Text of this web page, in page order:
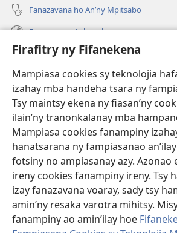
Firafitry ny Fifanekena
Mampiasa cookies sy teknolojia
izahay mba handeha tsara ny
Tsy maintsy ekena ny fiasan’ny
ilain’ny tranonkalanay mba
Mampiasa cookies fanampiny
hanatsarana ny fampiasanao
fotsiny no ampiasanay azy. Azonao
ireny cookies fanampiny ireny. Tsy
izay fanazavana voaray, sady tsy
amin’ny resaka varotra mihitsy.
fanampiny ao amin’ilay hoe
Fanazavana ho An’ny Mpitsabo
Fanazavana Ankapobeny
Fanampiana
Fanomezana
(manokatra
rohy)
FITEHIRIZAM-BOKIN’NY
(manokatra
rohy)
JW Hub
(manokatra
rohy)
JW Library
Watchtower Library ®